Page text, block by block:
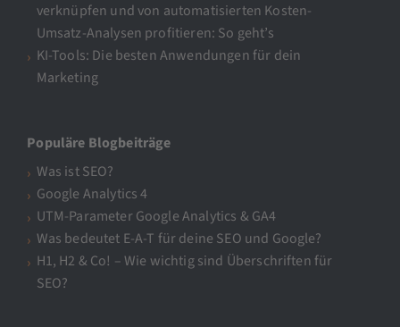
verknüpfen und von automatisierten Kosten-
Umsatz-Analysen profitieren: So geht’s
KI-Tools: Die besten Anwendungen für dein
Marketing
Populäre Blogbeiträge
Was ist SEO?
Google Analytics 4
UTM-Parameter Google Analytics & GA4
Was bedeutet E-A-T für deine SEO und Google?
H1, H2 & Co! – Wie wichtig sind Überschriften für
SEO?